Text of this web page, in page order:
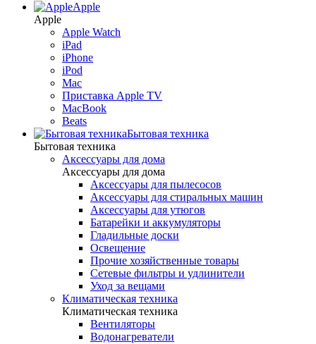
Apple
Apple
Apple Watch
iPad
iPhone
iPod
Mac
Приставка Apple TV
MacBook
Beats
Бытовая техника
Бытовая техника
Аксессуары для дома
Аксессуары для дома
Аксессуары для пылесосов
Аксессуары для стиральных машин
Аксессуары для утюгов
Батарейки и аккумуляторы
Гладильные доски
Освещение
Прочие хозяйственные товары
Сетевые фильтры и удлинители
Уход за вещами
Климатическая техника
Климатическая техника
Вентиляторы
Водонагреватели